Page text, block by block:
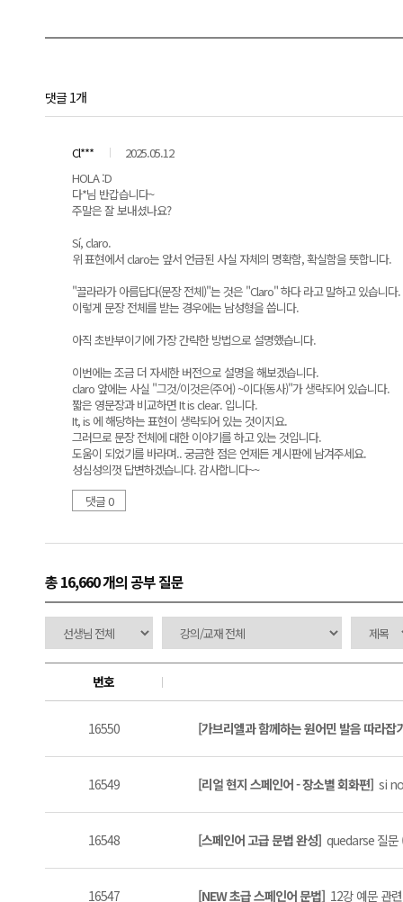
댓글 1개
Cl***
2025.05.12
HOLA :D
다*님 반갑습니다~
주말은 잘 보내셨나요?
Sí, claro.
위 표현에서 claro는 앞서 언급된 사실 자체의 명확함, 확실함을 뜻합니다.
"끌라라가 아름답다(문장 전체)"는 것은 "Claro" 하다 라고 말하고 있습니다.
이렇게 문장 전체를 받는 경우에는 남성형을 씁니다.
아직 초반부이기에 가장 간략한 방법으로 설명했습니다.
이번에는 조금 더 자세한 버전으로 설명을 해보겠습니다.
claro 앞에는 사실 "그것/이것은(주어) ~이다(동사)"가 생략되어 있습니다.
짧은 영문장과 비교하면 It is clear. 입니다.
It, is 에 해당하는 표현이 생략되어 있는 것이지요.
그러므로 문장 전체에 대한 이야기를 하고 있는 것입니다.
도움이 되었기를 바라며.. 궁금한 점은 언제든 게시판에 남겨주세요.
성심성의껏 답변하겠습니다. 감사합니다~~
댓글 0
총 16,660 개의 공부 질문
번호
16550 [가브리엘과 함께하는 원어민 발음 따라
16549 [리얼 현지 스페인어 - 장소별 회화편] si
16548 [스페인어 고급 문법 완성] quedarse 질문
16547 [NEW 초급 스페인어 문법] 12강 예문 관